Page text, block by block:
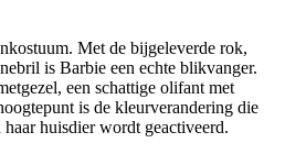
Met de bijgeleverde rok,
is Barbie een echte blikvanger.
een schattige olifant met
is de kleurverandering die
huisdier wordt geactiveerd.